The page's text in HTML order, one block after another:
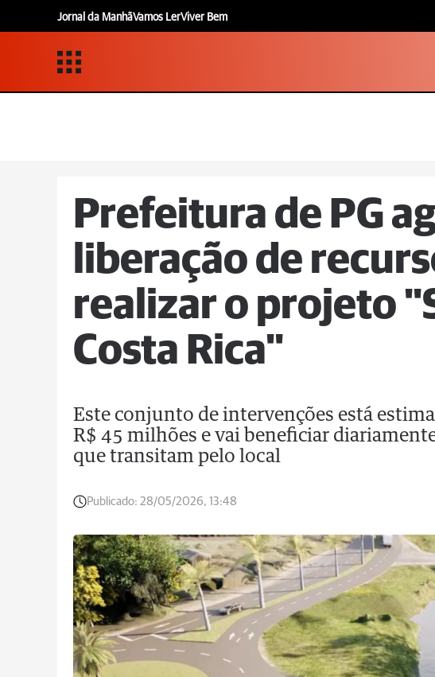
Jornal da ManhãVamos LerViver Bem
Prefeitura de PG
liberação de
realizar o projeto
Costa Rica"
Este conjunto de intervenções está
R$ 45 milhões e vai beneficiar
que transitam pelo local
Publicado: 28/05/2026, 13:48